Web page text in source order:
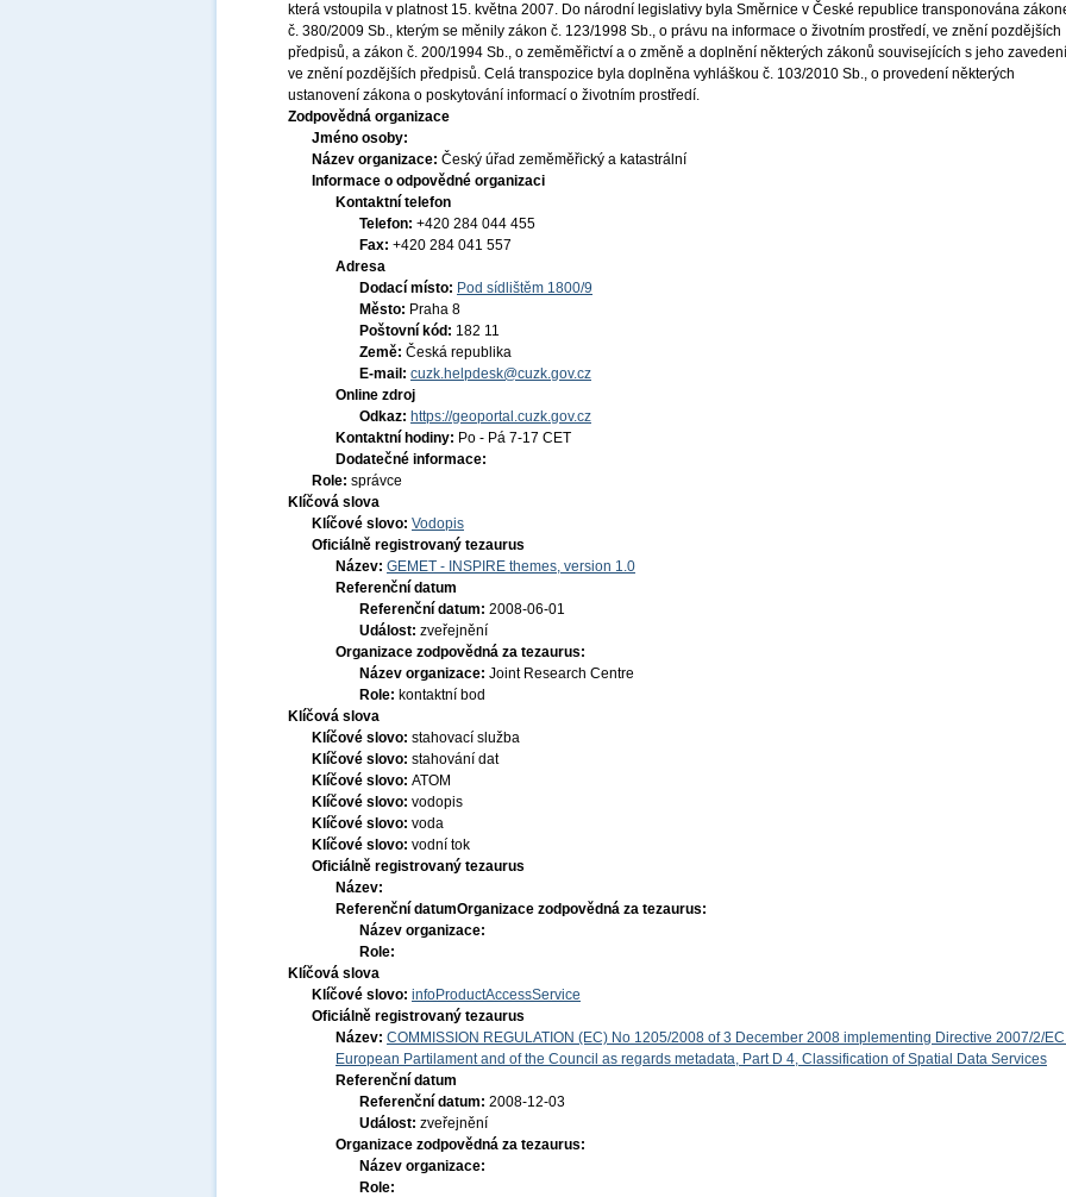
která vstoupila v platnost 15. května 2007. Do národní legislativy byla Směrnice v České republice transponována
č. 380/2009 Sb., kterým se měnily zákon č. 123/1998 Sb., o právu na informace o životním prostředí, ve znění pozdějších
předpisů, a zákon č. 200/1994 Sb., o zeměměřictví a o změně a doplnění některých zákonů souvisejících s jeho
ve znění pozdějších předpisů. Celá transpozice byla doplněna vyhláškou č. 103/2010 Sb., o provedení některých
ustanovení zákona o poskytování informací o životním prostředí.
Zodpovědná organizace
Jméno osoby:
Název organizace: Český úřad zeměměřický a katastrální
Informace o odpovědné organizaci
Kontaktní telefon
Telefon: +420 284 044 455
Fax: +420 284 041 557
Adresa
Dodací místo: Pod sídlištěm 1800/9
Město: Praha 8
Poštovní kód: 182 11
Země: Česká republika
E-mail: cuzk.helpdesk@cuzk.gov.cz
Online zdroj
Odkaz: https://geoportal.cuzk.gov.cz
Kontaktní hodiny: Po - Pá 7-17 CET
Dodatečné informace:
Role: správce
Klíčová slova
Klíčové slovo: Vodopis
Oficiálně registrovaný tezaurus
Název: GEMET - INSPIRE themes, version 1.0
Referenční datum
Referenční datum: 2008-06-01
Událost: zveřejnění
Organizace zodpovědná za tezaurus:
Název organizace: Joint Research Centre
Role: kontaktní bod
Klíčová slova
Klíčové slovo: stahovací služba
Klíčové slovo: stahování dat
Klíčové slovo: ATOM
Klíčové slovo: vodopis
Klíčové slovo: voda
Klíčové slovo: vodní tok
Oficiálně registrovaný tezaurus
Název:
Referenční datumOrganizace zodpovědná za tezaurus:
Název organizace:
Role:
Klíčová slova
Klíčové slovo: infoProductAccessService
Oficiálně registrovaný tezaurus
Název: COMMISSION REGULATION (EC) No 1205/2008 of 3 December 2008 implementing Directive 2007/2/EC
European Partilament and of the Council as regards metadata, Part D 4, Classification of Spatial Data Services
Referenční datum
Referenční datum: 2008-12-03
Událost: zveřejnění
Organizace zodpovědná za tezaurus:
Název organizace:
Role: